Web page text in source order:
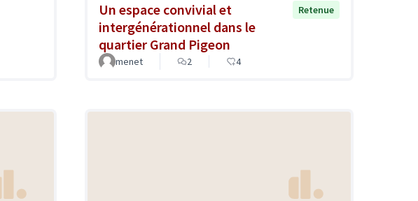
Un espace convivial et
intergénérationnel dans le
quartier Grand Pigeon
Retenue
menet 2 4